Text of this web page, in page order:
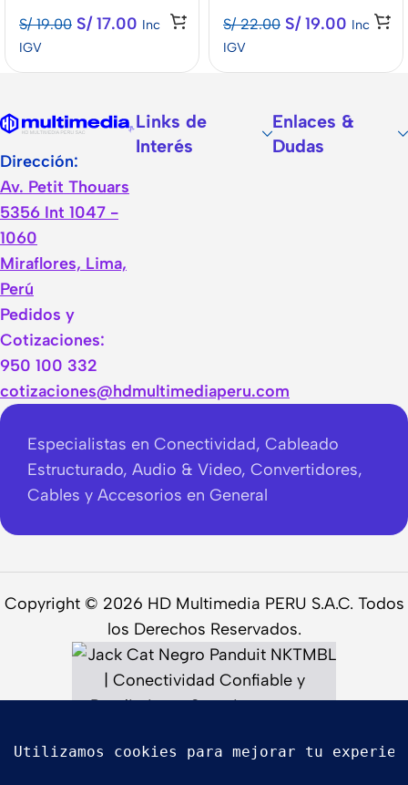
S/19.00 S/17.00 Inc
IGV
S/22.00 S/19.00 Inc
IGV
Dirección:
Av. Petit Thouars
5356 Int 1047 -
1060
Miraflores, Lima,
Perú
Pedidos y
Cotizaciones:
950 100 332
cotizaciones@hdmultimediaperu.com
Links de
Interés
Enlaces &
Dudas
Especialistas en Conectividad, Cableado
Estructurado, Audio & Video, Convertidores,
Cables y Accesorios en General
Copyright © 2026 HD Multimedia PERU S.A.C. Todos
los Derechos Reservados.